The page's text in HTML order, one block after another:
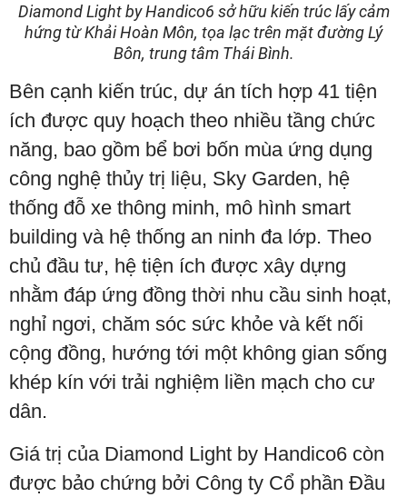
Diamond Light by Handico6 sở hữu kiến trúc lấy cảm
hứng từ Khải Hoàn Môn, tọa lạc trên mặt đường Lý
Bôn, trung tâm Thái Bình.
Bên cạnh kiến trúc, dự án tích hợp 41 tiện
ích được quy hoạch theo nhiều tầng chức
năng, bao gồm bể bơi bốn mùa ứng dụng
công nghệ thủy trị liệu, Sky Garden, hệ
thống đỗ xe thông minh, mô hình smart
building và hệ thống an ninh đa lớp. Theo
chủ đầu tư, hệ tiện ích được xây dựng
nhằm đáp ứng đồng thời nhu cầu sinh hoạt,
nghỉ ngơi, chăm sóc sức khỏe và kết nối
cộng đồng, hướng tới một không gian sống
khép kín với trải nghiệm liền mạch cho cư
dân.
Giá trị của Diamond Light by Handico6 còn
được bảo chứng bởi Công ty Cổ phần Đầu